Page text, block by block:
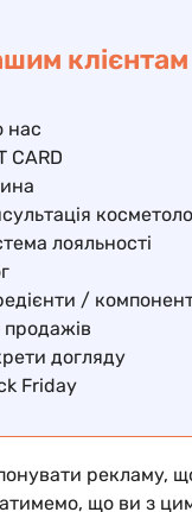
клієнтам
нас
CARD
лояльності
/
продажів
догляду
Friday
рекламу, що
що ви з